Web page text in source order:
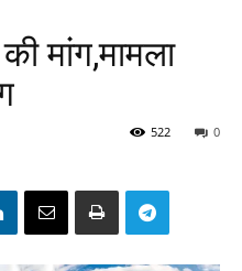
मांग,मामला
0
522